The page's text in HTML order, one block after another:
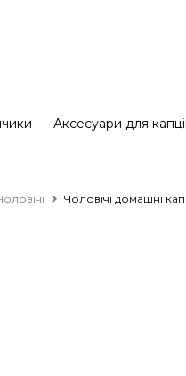
Аксесуари для
Чоловічі домашні